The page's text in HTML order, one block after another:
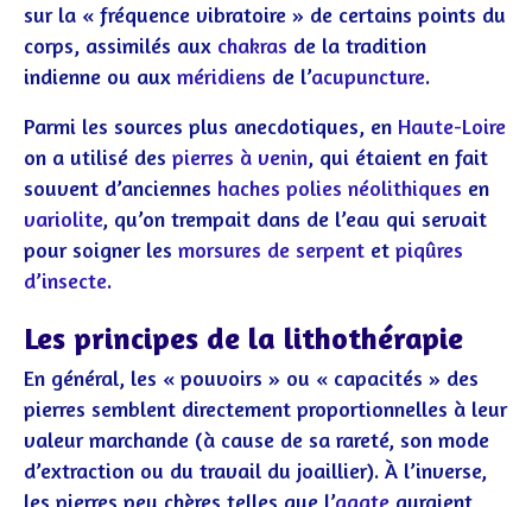
sur la « fréquence vibratoire » de certains points du
corps, assimilés aux chakras de la tradition
indienne ou aux méridiens de l’acupuncture.
Parmi les sources plus anecdotiques, en Haute-Loire
on a utilisé des pierres à venin, qui étaient en fait
souvent d’anciennes haches polies néolithiques en
variolite, qu’on trempait dans de l’eau qui servait
pour soigner les morsures de serpent et piqûres
d’insecte.
Les principes de la lithothérapie
En général, les « pouvoirs » ou « capacités » des
pierres semblent directement proportionnelles à leur
valeur marchande (à cause de sa rareté, son mode
d’extraction ou du travail du joaillier). À l’inverse,
les pierres peu chères telles que l’agate auraient